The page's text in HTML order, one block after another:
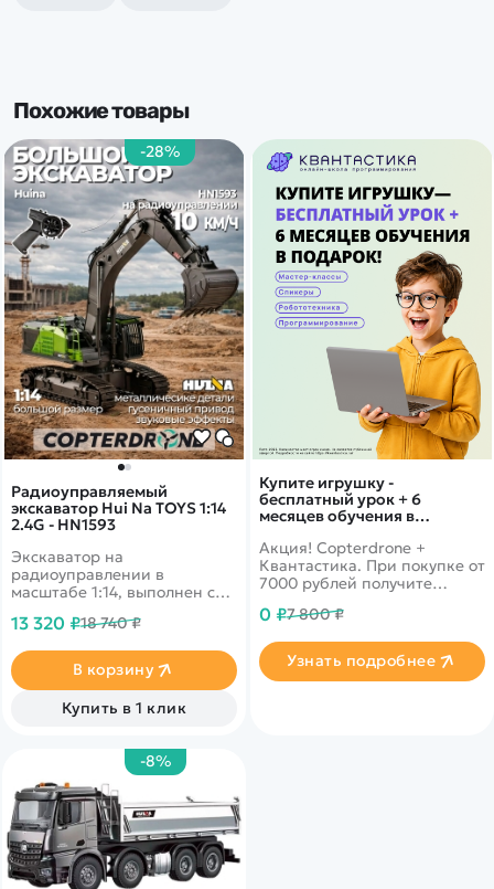
Похожие товары
Купите игрушку -
бесплатный урок + 6
месяцев обучения в
Акция! Copterdrone +
Квантастика. При покупке от
7000 рублей получите
нашего партнера
0 ₽7 800 ₽
Узнать подробнее
-28%
Радиоуправляемый
экскаватор Hui Na TOYS 1:14
2.4G - HN1593
Экскаватор на
радиоуправлении в
масштабе 1:14, выполнен с
Имеет возможность езды во
оборот вокруг своей оси на
360 градусов. Ковш
фунциональный. Время
игры&nbsp; до 50 минут, а
13 320 ₽18 740 ₽
В корзину
Купить в 1 клик
-8%